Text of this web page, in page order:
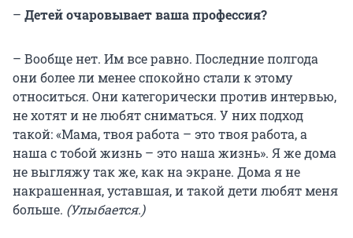
– Детей очаровывает ваша профессия?
– Вообще нет. Им все равно. Последние полгода
они более ли менее спокойно стали к этому
относиться. Они категорически против интервью,
не хотят и не любят сниматься. У них подход
такой: «Мама, твоя работа – это твоя работа, а
наша с тобой жизнь – это наша жизнь». Я же дома
не выгляжу так же, как на экране. Дома я не
накрашенная, уставшая, и такой дети любят меня
больше. (Улыбается.)